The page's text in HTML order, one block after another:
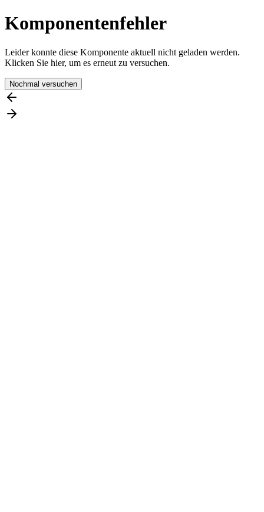
Komponentenfehler
Leider konnte diese Komponente aktuell nicht geladen werden.
Klicken Sie hier, um es erneut zu versuchen.
Nochmal versuchen